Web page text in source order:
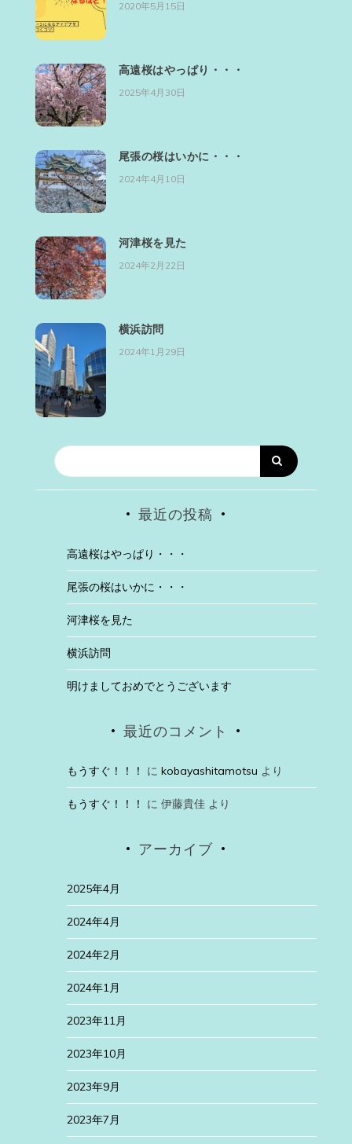
2020年5月15日
高遠桜はやっぱり・・・
2025年4月30日
尾張の桜はいかに・・・
2024年4月10日
河津桜を見た
2024年2月22日
横浜訪問
2024年1月29日
最近の投稿
高遠桜はやっぱり・・・
尾張の桜はいかに・・・
河津桜を見た
横浜訪問
明けましておめでとうございます
最近のコメント
もうすぐ！！！ に kobayashitamotsu より
もうすぐ！！！ に 伊藤貴佳より
アーカイブ
2025年4月
2024年4月
2024年2月
2024年1月
2023年11月
2023年10月
2023年9月
2023年7月